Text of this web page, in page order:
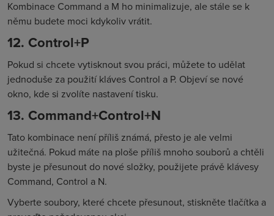
Kombinace Command a M ho minimalizuje, ale stále se k
němu budete moci kdykoliv vrátit.
12. Control+P
Pokud si chcete vytisknout svou práci, můžete to udělat
jednoduše za použití kláves Control a P. Objeví se nové
okno, kde si zvolíte nastavení tisku.
13. Command+Control+N
Tato kombinace není příliš známá, přesto je ale velmi
užitečná. Pokud máte na ploše příliš mnoho souborů a chtěli
byste je přesunout do nové složky, použijete právě klávesy
Command, Control a N.
Vyberte soubory, které chcete přesunout, stiskněte tlačítka a